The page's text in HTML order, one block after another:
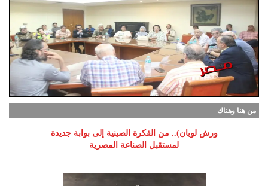
من هنا وهناك
ورش لوبان).. من الفكرة الصينية إلى بوابة جديدة
لمستقبل الصناعة المصرية